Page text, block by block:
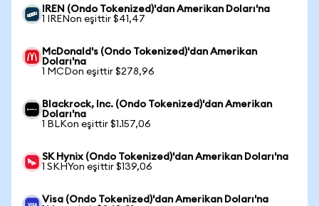
IREN (Ondo Tokenized)'dan Amerikan Doları'na
1 IRENon eşittir $41,47
McDonald's (Ondo Tokenized)'dan Amerikan
Doları'na
1 MCDon eşittir $278,96
Blackrock, Inc. (Ondo Tokenized)'dan Amerikan
Doları'na
1 BLKon eşittir $1.157,06
SK Hynix (Ondo Tokenized)'dan Amerikan Doları'na
1 SKHYon eşittir $139,06
Visa (Ondo Tokenized)'dan Amerikan Doları'na